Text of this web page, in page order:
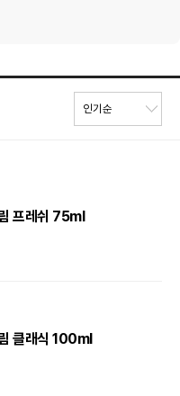
프레쉬 75ml
클래식 100ml